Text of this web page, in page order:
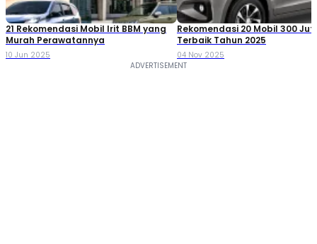
21 Rekomendasi Mobil Irit BBM yang
Murah Perawatannya
10 Jun 2025
Rekomendasi 20 Mobil 300
Terbaik Tahun 2025
04 Nov 2025